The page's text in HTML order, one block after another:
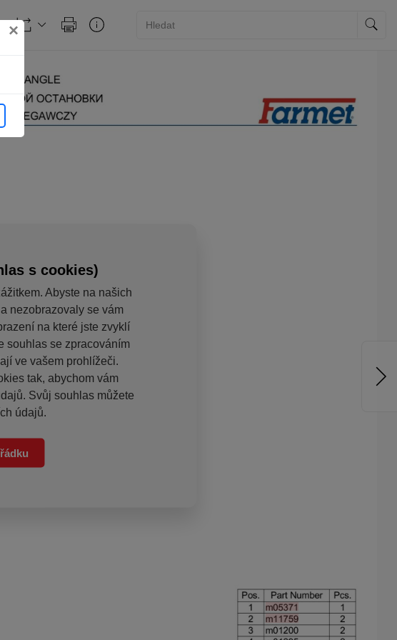
×
s cookies)
Abyste na našich
nezobrazovaly se vám
na které jste zvyklí
souhlas se zpracováním
ve vašem prohlížeči.
tak, abychom vám
Svůj souhlas můžete
údajů.